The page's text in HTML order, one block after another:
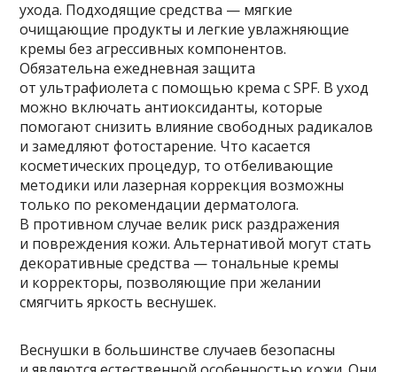
ухода. Подходящие средства — мягкие
очищающие продукты и легкие увлажняющие
кремы без агрессивных компонентов.
Обязательна ежедневная защита
от ультрафиолета с помощью крема с SPF. В уход
можно включать антиоксиданты, которые
помогают снизить влияние свободных радикалов
и замедляют фотостарение. Что касается
косметических процедур, то отбеливающие
методики или лазерная коррекция возможны
только по рекомендации дерматолога.
В противном случае велик риск раздражения
и повреждения кожи. Альтернативой могут стать
декоративные средства — тональные кремы
и корректоры, позволяющие при желании
смягчить яркость веснушек.
Веснушки в большинстве случаев безопасны